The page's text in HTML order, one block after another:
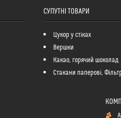
СУПУТНІ ТОВАРИ
Цукор у стіках
Вершки
Какао, горячий шоколад
Стакани паперові,